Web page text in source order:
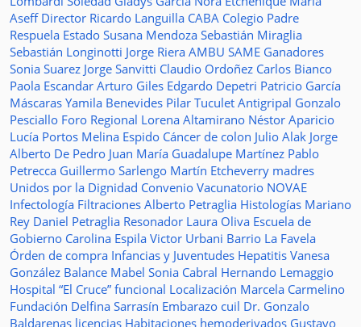
Aseff Director Ricardo Languilla CABA Colegio Padre
Respuela Estado Susana Mendoza Sebastián Miraglia
Sebastián Longinotti Jorge Riera AMBU SAME Ganadores
Sonia Suarez Jorge Sanvitti Claudio Ordoñez Carlos Bianco
Paola Escandar Arturo Giles Edgardo Depetri Patricio García
Máscaras Yamila Benevides Pilar Tuculet Antigripal Gonzalo
Pesciallo Foro Regional Lorena Altamirano Néstor Aparicio
Lucía Portos Melina Espido Cáncer de colon Julio Alak Jorge
Alberto De Pedro Juan María Guadalupe Martínez Pablo
Petrecca Guillermo Sarlengo Martín Etcheverry madres
Unidos por la Dignidad Convenio Vacunatorio NOVAE
Infectología Filtraciones Alberto Petraglia Histologías Mariano
Rey Daniel Petraglia Resonador Laura Oliva Escuela de
Gobierno Carolina Espila Victor Urbani Barrio La Favela
Órden de compra Infancias y Juventudes Hepatitis Vanesa
González Balance Mabel Sonia Cabral Hernando Lemaggio
Hospital “El Cruce” funcional Localización Marcela Carmelino
Fundación Delfina Sarrasín Embarazo cuil Dr. Gonzalo
Baldarenas licencias Habitaciones hemoderivados Gustavo